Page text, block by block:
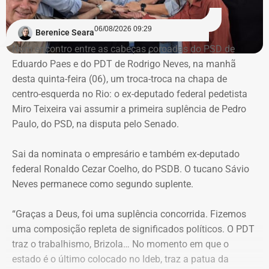
Roberta Simões Maia foi exonerada, a pedido, do cargo
de superintendente de Retenção e Atração de
Investimentos do Desenvolvimento Econômico;
Joel de Oliveira Suhett Filho foi desligado do posto de
assessor-chefe de Assuntos Estratégicos da Polícia
Militar;
Henrique Gustavo dos Santos Frickmann foi exonerado, a
pedido, do cargo de subsecretário adjunto de Obrasda
Secretaria de Infraestrutura e Obras Públicas.
Nomeações vieram em dose
homeopática
No outro lado da balança das publicações do Diário
Oficial, Couto fez mudanças pontuais e assinou apenas 2
únicas nomeações para o segundo e terceiro escalões do
governo. A Superintendência de Compras e Licitações da
documentos físicos e registros nos sistemas do Tribunal
de Justiça, foram identificadas alterações em processos.
O Ministério Público (MPRJ), então, passou a conferir
ações civis públicas e processos de improbidade —
relativos a agentes públicos — que tramitavam na vara, e
foram identificadas diversas adulterações, principalmente
em processos nos quais Núbia Cozzolino aparecia como
interessada ou ré.
Durante uma busca e apreensão no escritório ligado à ex-
prefeita de Magé, foram encontradas cópias de folhas
processuais com treinos de rubricas e assinaturas.
Núbia Cozzolino alega injustiça e
irregularidades
Berenice Seara06/08/2026 09:29
Num encontro entre as cabeças coroadas do PSD de
Eduardo Paes e do PDT de Rodrigo Neves, na manhã
desta quinta-feira (06), um troca-troca na chapa de
centro-esquerda no Rio: o ex-deputado federal pedetista
Miro Teixeira vai assumir a primeira suplência de Pedro
Paulo, do PSD, na disputa pelo Senado.
Sai da nominata o empresário e também ex-deputado
federal Ronaldo Cezar Coelho, do PSDB. O tucano Sávio
Neves permanece como segundo suplente.
“Graças a Deus, foi uma suplência concorrida. Fizemos
uma composição repleta de significados políticos. O PDT
traz o trabalhismo, Brizola… No momento em que o
estado é o último colocado no Ideb, traz a patua da